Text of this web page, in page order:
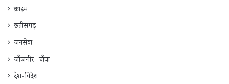
क्राइम
छत्तीसगढ़
जनसेवा
जाँजगीर -चाँपा
देश-विदेश